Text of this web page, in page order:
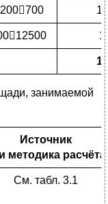
12
1
15
занимаемой
Источник
методика расчёта
См. табл. 3.1